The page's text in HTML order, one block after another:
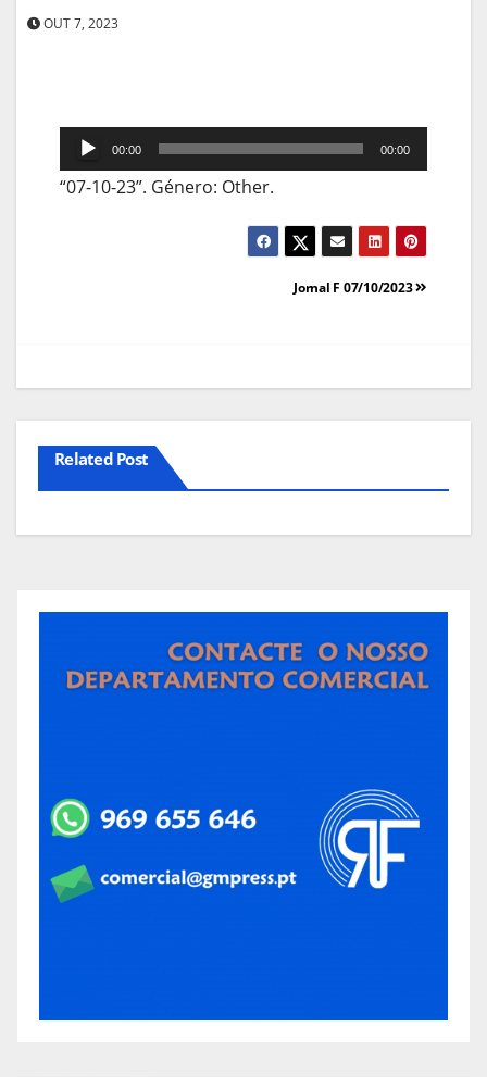
OUT 7, 2023
Reprodutor
de
00:00 00:00
“07-10-23”. Género: Other.
Jornal F 07/10/2023
Related Post